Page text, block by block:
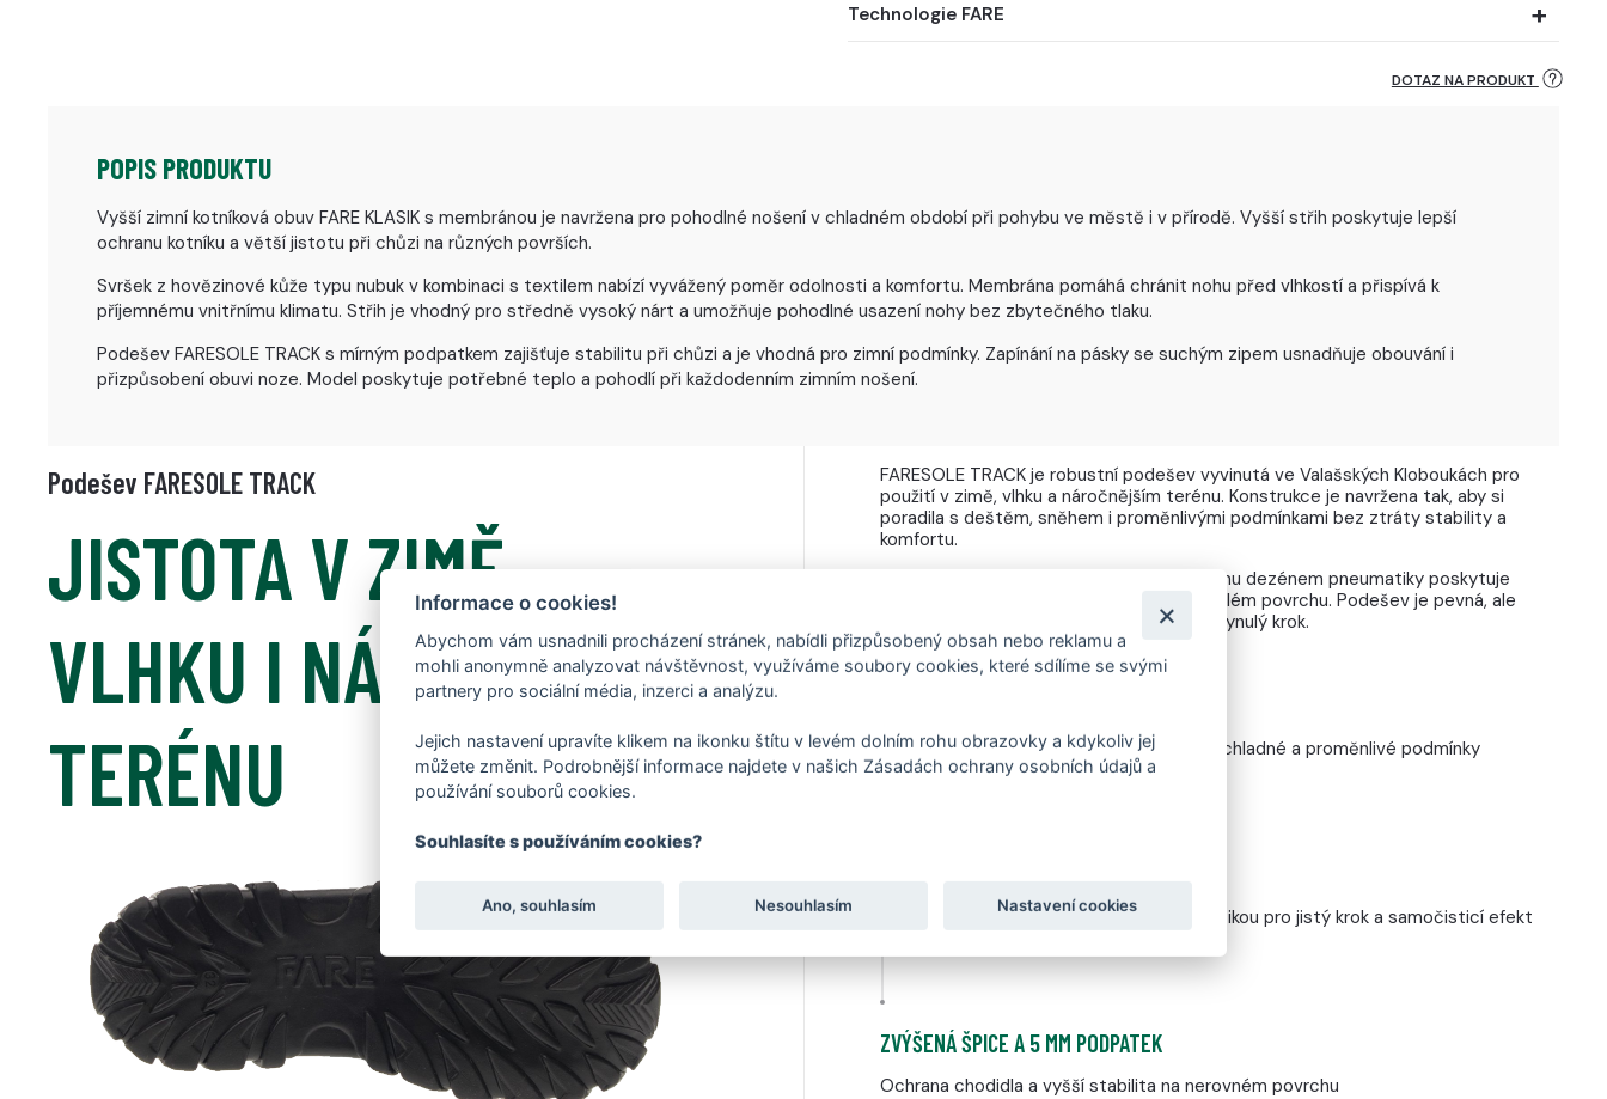
Technologie FARE
DOTAZ NA PRODUKT
POPIS PRODUKTU
Vyšší zimní kotníková obuv FARE KLASIK s membránou je navržena pro pohodlné nošení v chladném období při pohybu ve městě i v přírodě. Vyšší střih poskytuje lepší
ochranu kotníku a větší jistotu při chůzi na různých površích.
Svršek z hovězinové kůže typu nubuk v kombinaci s textilem nabízí vyvážený poměr odolnosti a komfortu. Membrána pomáhá chránit nohu před vlhkostí a přispívá k
příjemnému vnitřnímu klimatu. Střih je vhodný pro středně vysoký nárt a umožňuje pohodlné usazení nohy bez zbytečného tlaku.
Podešev FARESOLE TRACK s mírným podpatkem zajišťuje stabilitu při chůzi a je vhodná pro zimní podmínky. Zapínání na pásky se suchým zipem usnadňuje obouvání i
přizpůsobení obuvi noze. Model poskytuje potřebné teplo a pohodlí při každodenním zimním nošení.
Podešev FARESOLE TRACK
JISTOTA V ZIMĚ,
VLHKU I NÁROČNÉM
TERÉNU
FARESOLE TRACK je robustní podešev vyvinutá ve Valašských Kloboukách pro
použití v zimě, vlhku a náročnějším terénu. Konstrukce je navržena tak, aby si
poradila s deštěm, sněhem i proměnlivými podmínkami bez ztráty stability a
komfortu.
Díky strukturovanému vzorku inspirovanému dezénem pneumatiky poskytuje
spolehlivý grip na mokrém, blátivém i zmrzlém povrchu. Podešev je pevná, ale
mírně flexibilní, což zajišťuje bezpečný a plynulý krok.
5 mm tlustá podešev navržená pro vlhké, chladné a proměnlivé podmínky
Strukturovaný dezén inspirovaný pneumatikou pro jistý krok a samočisticí efekt
ZVÝŠENÁ ŠPICE A 5 MM PODPATEK
Ochrana chodidla a vyšší stabilita na nerovném povrchu
Informace o cookies!
Abychom vám usnadnili procházení stránek, nabídli přizpůsobený obsah nebo reklamu a
mohli anonymně analyzovat návštěvnost, využíváme soubory cookies, které sdílíme se svými
partnery pro sociální média, inzerci a analýzu.
Jejich nastavení upravíte klikem na ikonku štítu v levém dolním rohu obrazovky a kdykoliv jej
můžete změnit. Podrobnější informace najdete v našich Zásadách ochrany osobních údajů a
používání souborů cookies.
Souhlasíte s používáním cookies?
Ano, souhlasím Nesouhlasím Nastavení cookies